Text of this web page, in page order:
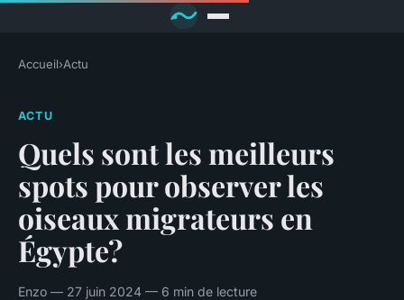
Accueil›Actu
ACTU
Quels sont les meilleurs
spots pour observer les
oiseaux migrateurs en
Égypte?
Enzo — 27 juin 2024 — 6 min de lecture